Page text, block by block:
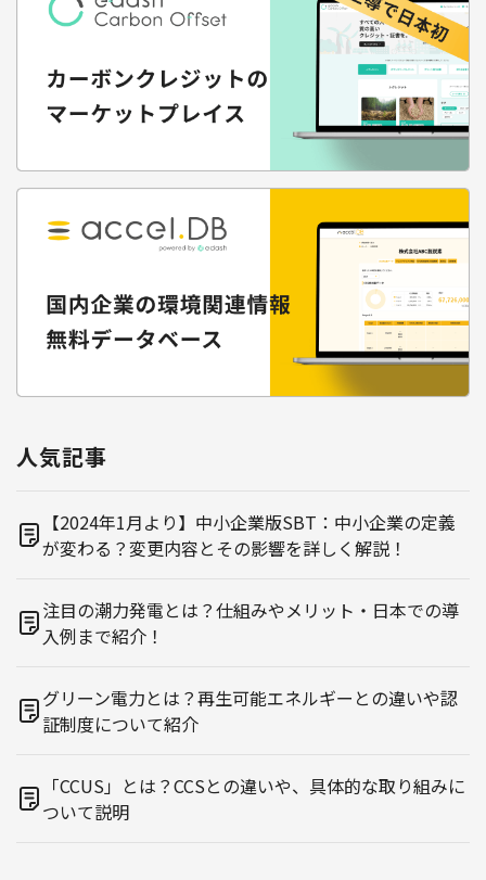
人気記事
【2024年1月より】中小企業版SBT：中小企業の定義
が変わる？変更内容とその影響を詳しく解説！
注目の潮力発電とは？仕組みやメリット・日本での導
入例まで紹介！
グリーン電力とは？再生可能エネルギーとの違いや認
証制度について紹介
「CCUS」とは？CCSとの違いや、具体的な取り組みに
ついて説明